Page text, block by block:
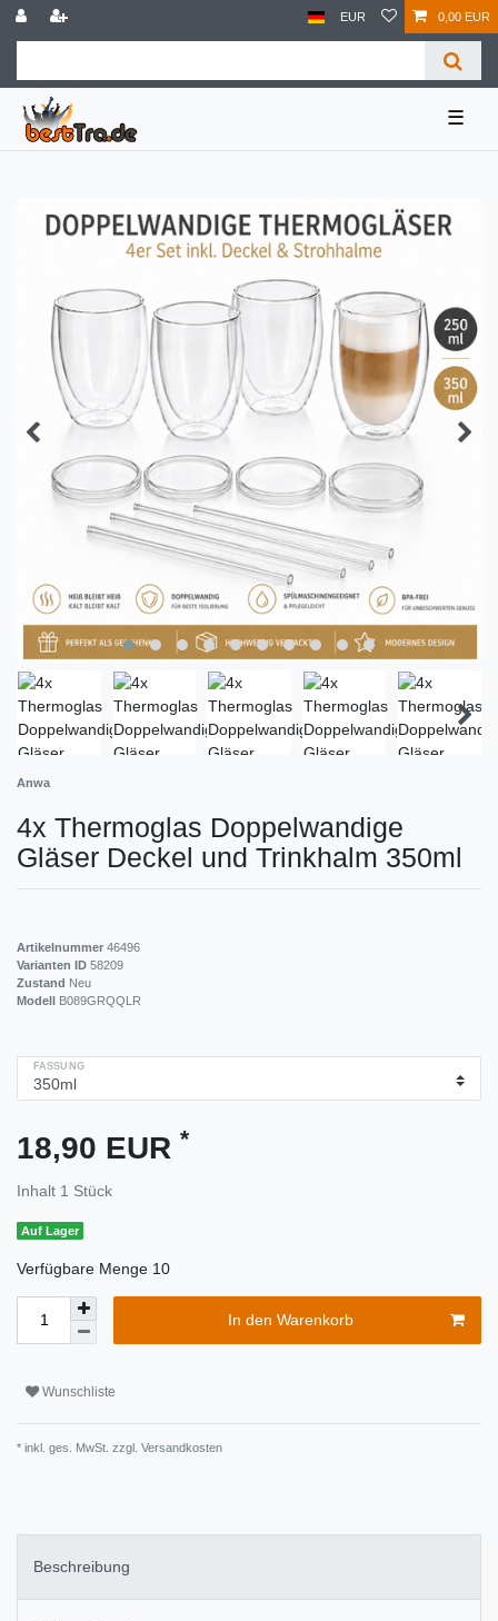
EUR 0,00 EUR
☰
Anwa
4x Thermoglas Doppelwandige
Gläser Deckel und Trinkhalm 350ml
Artikelnummer 46496
Varianten ID 58209
Zustand Neu
Modell B089GRQQLR
FASSUNG
18,90 EUR *
Inhalt 1 Stück
Auf Lager
Verfügbare Menge 10
In den Warenkorb
Wunschliste
* inkl. ges. MwSt. zzgl. Versandkosten
Beschreibung